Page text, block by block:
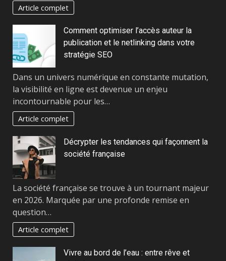
Article complet
Comment optimiser l’accès auteur la
publication et le netlinking dans votre
stratégie SEO
Dans un univers numérique en constante mutation,
la visibilité en ligne est devenue un enjeu
incontournable pour les…
Article complet
Décrypter les tendances qui façonnent la
société française
La société française se trouve à un tournant majeur
en 2026. Marquée par une profonde remise en
question…
Article complet
Vivre au bord de l’eau : entre rêve et